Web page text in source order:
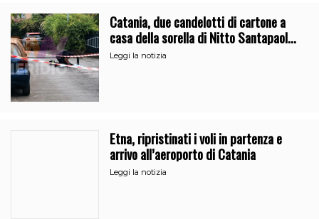
Catania, due candelotti di cartone a
casa della sorella di Nitto Santapaola.
Le indagini
Leggi la notizia
Etna, ripristinati i voli in partenza e
arrivo all’aeroporto di Catania
Leggi la notizia